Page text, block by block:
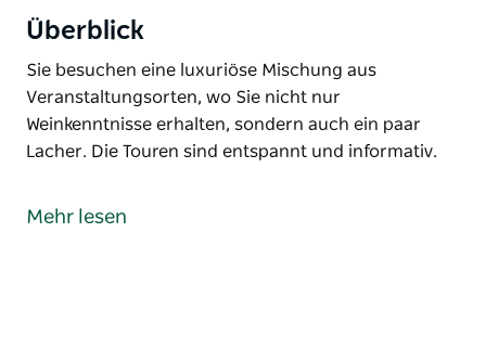
Überblick
Sie besuchen eine luxuriöse Mischung aus
Veranstaltungsorten, wo Sie nicht nur
Weinkenntnisse erhalten, sondern auch ein paar
Lacher. Die Touren sind entspannt und informativ.
Veranstaltungsorten, wo Sie nicht nur
Mehr lesen